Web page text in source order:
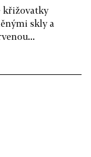
křižovatky
skly a